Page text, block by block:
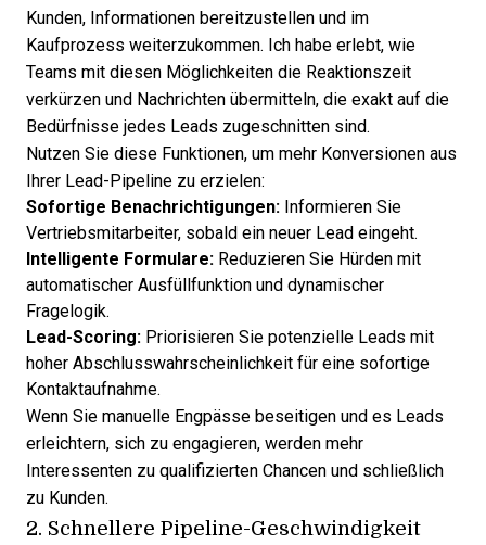
Kunden, Informationen bereitzustellen und im
Kaufprozess weiterzukommen. Ich habe erlebt, wie
Teams mit diesen Möglichkeiten die Reaktionszeit
verkürzen und Nachrichten übermitteln, die exakt auf die
Bedürfnisse jedes Leads zugeschnitten sind.
Nutzen Sie diese Funktionen, um mehr Konversionen aus
Ihrer Lead-Pipeline zu erzielen:
Sofortige Benachrichtigungen: Informieren Sie
Vertriebsmitarbeiter, sobald ein neuer Lead eingeht.
Intelligente Formulare: Reduzieren Sie Hürden mit
automatischer Ausfüllfunktion und dynamischer
Fragelogik.
Lead-Scoring: Priorisieren Sie potenzielle Leads mit
hoher Abschlusswahrscheinlichkeit für eine sofortige
Kontaktaufnahme.
Wenn Sie manuelle Engpässe beseitigen und es Leads
erleichtern, sich zu engagieren, werden mehr
Interessenten zu qualifizierten Chancen und schließlich
zu Kunden.
2. Schnellere Pipeline-Geschwindigkeit